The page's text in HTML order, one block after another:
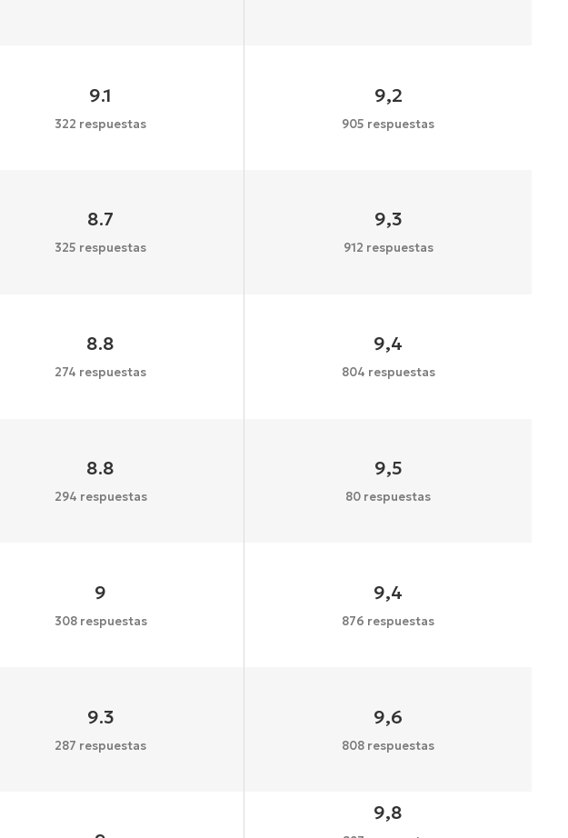
9.1
322 respuestas
9,2
905 respuestas
8.7
325 respuestas
9,3
912 respuestas
8.8
274 respuestas
9,4
804 respuestas
8.8
294 respuestas
9,5
80 respuestas
9
308 respuestas
9,4
876 respuestas
9.3
287 respuestas
9,6
808 respuestas
9,8